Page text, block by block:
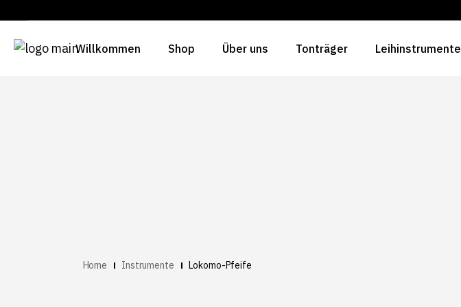
Willkommen Shop Über uns Tonträger Leihinstrumente
Home Instrumente Lokomo-Pfeife